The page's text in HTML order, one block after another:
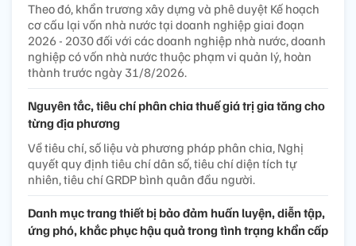
Theo đó, khẩn trương xây dựng và phê duyệt Kế hoạch
cơ cấu lại vốn nhà nước tại doanh nghiệp giai đoạn
2026 - 2030 đối với các doanh nghiệp nhà nước, doanh
nghiệp có vốn nhà nước thuộc phạm vi quản lý, hoàn
thành trước ngày 31/8/2026.
Nguyên tắc, tiêu chí phân chia thuế giá trị gia tăng cho
từng địa phương
Về tiêu chí, số liệu và phương pháp phân chia, Nghị
quyết quy định tiêu chí dân số, tiêu chí diện tích tự
nhiên, tiêu chí GRDP bình quân đầu người.
Danh mục trang thiết bị bảo đảm huấn luyện, diễn tập,
ứng phó, khắc phục hậu quả trong tình trạng khẩn cấp